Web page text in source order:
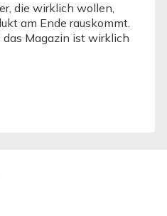
die wirklich wollen,
am Ende rauskommt.
Magazin ist wirklich